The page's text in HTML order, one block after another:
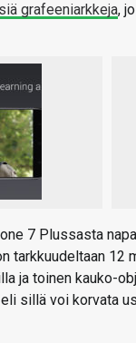
grafeeniarkkeja,
7 Plussasta
tarkkuudeltaan
ja toinen kauko-
sillä voi korvata